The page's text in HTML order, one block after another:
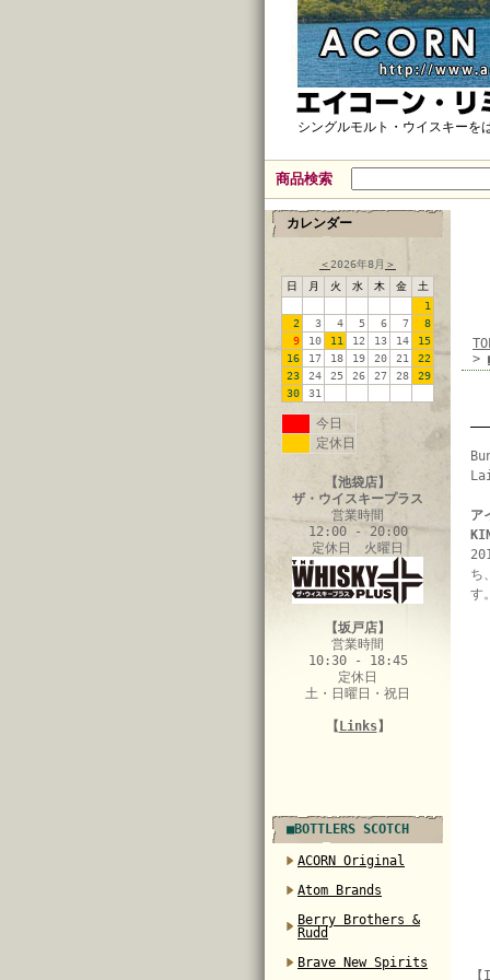
シングルモルト・ウイスキーを
商品検索
カレンダー
＜2026年8月 ＞
日
月 火 水 木 金
土
1
2
3 4 5 6 7
8
9
10 11 12 13 14
15
16
17 18 19 20 21
22
23
24 25 26 27 28
29
30
31
今日
定休日
【池袋店】
ザ・ウイスキープラス
営業時間
12:00 - 20:00
定休日 火曜日
【坂戸店】
営業時間
10:30 - 18:45
定休日
土・日曜日・祝日
【 Links】
■BOTTLERS SCOTCH
ACORN Original
Atom Brands
Berry Brothers &
Rudd
Brave New Spirits
>
ア
ち
す